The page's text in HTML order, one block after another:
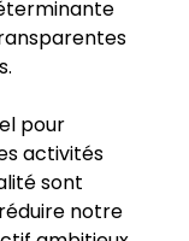
pour
activités
sont
notre